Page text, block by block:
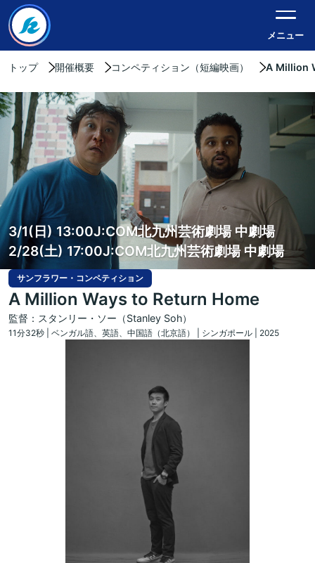
メニュー
トップ 開催概要 コンペティション（短編映画） A Million
3/1(日) 13:00J:COM北九州芸術劇場 中劇場
2/28(土) 17:00J:COM北九州芸術劇場 中劇場
サンフラワー・コンペティション
A Million Ways to Return Home
監督：スタンリー・ソー（Stanley Soh）
11分32秒 | ベンガル語、英語、中国語（北京語） | シンガポール | 2025